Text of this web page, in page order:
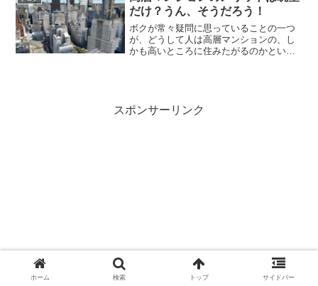
前に引っ越さない可能性の...
だけ？うん、そうだろう！
ボクが常々疑問に思っていることの一つ
が、どうして人は高層マンションの、し
かも高いところに住みたがるのかという
スポンサーリンク
ホーム 検索 トップ サイドバー